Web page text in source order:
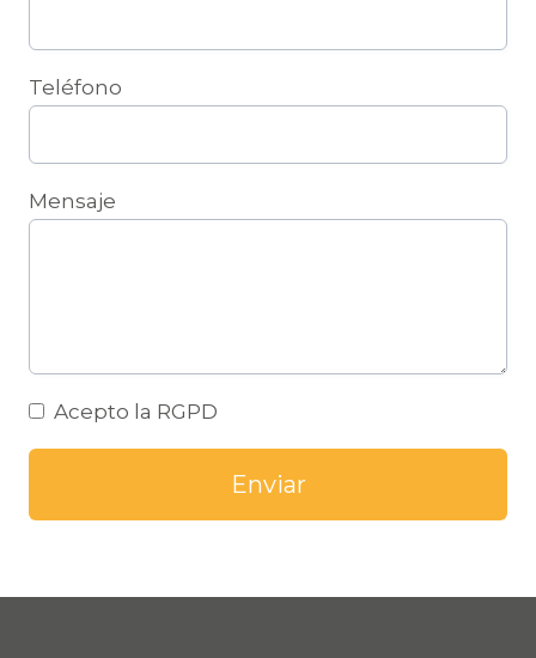
Teléfono
Mensaje
Acepto la RGPD
Enviar